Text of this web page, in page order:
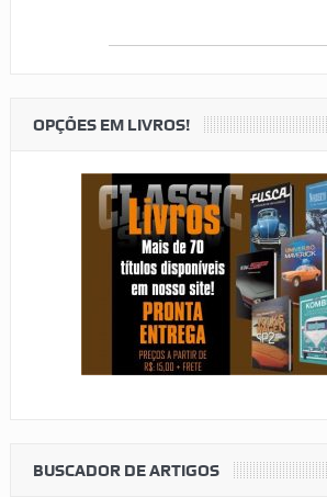
OPÇÕES EM LIVROS!
BUSCADOR DE ARTIGOS